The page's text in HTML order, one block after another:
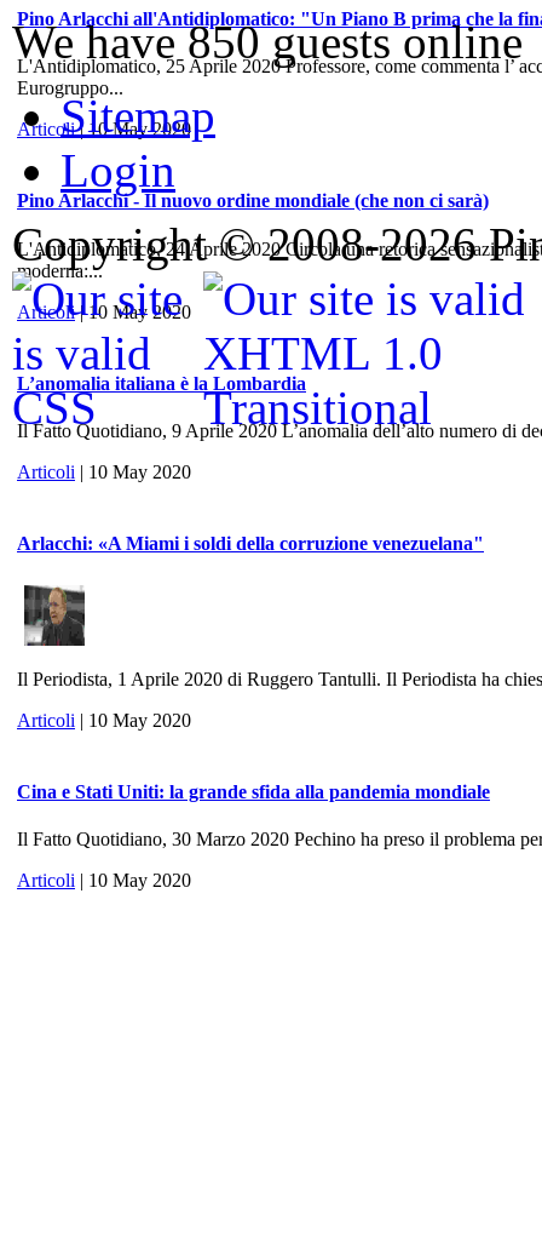
Pino Arlacchi all'Antidiplomatico: "Un Piano B prima che la
L'Antidiplomatico, 25 Aprile 2020 Professore, come commenta l’
Eurogruppo...
Articoli| 10 May 2020
Pino Arlacchi - Il nuovo ordine mondiale (che non ci sarà)
L'Antidiplomatico, 24 Aprile 2020 Circola una retorica
moderna:...
Articoli| 10 May 2020
L’anomalia italiana è la Lombardia
Il Fatto Quotidiano, 9 Aprile 2020 L’anomalia dell’alto numero di
Articoli | 10 May 2020
Arlacchi: «A Miami i soldi della corruzione venezuelana"
Il Periodista, 1 Aprile 2020 di Ruggero Tantulli. Il Periodista ha
Articoli | 10 May 2020
Cina e Stati Uniti: la grande sfida alla pandemia mondiale
Il Fatto Quotidiano, 30 Marzo 2020 Pechino ha preso il problema
Articoli | 10 May 2020
We have 850 guests online
Sitemap
Login
Copyright © 2008-2026